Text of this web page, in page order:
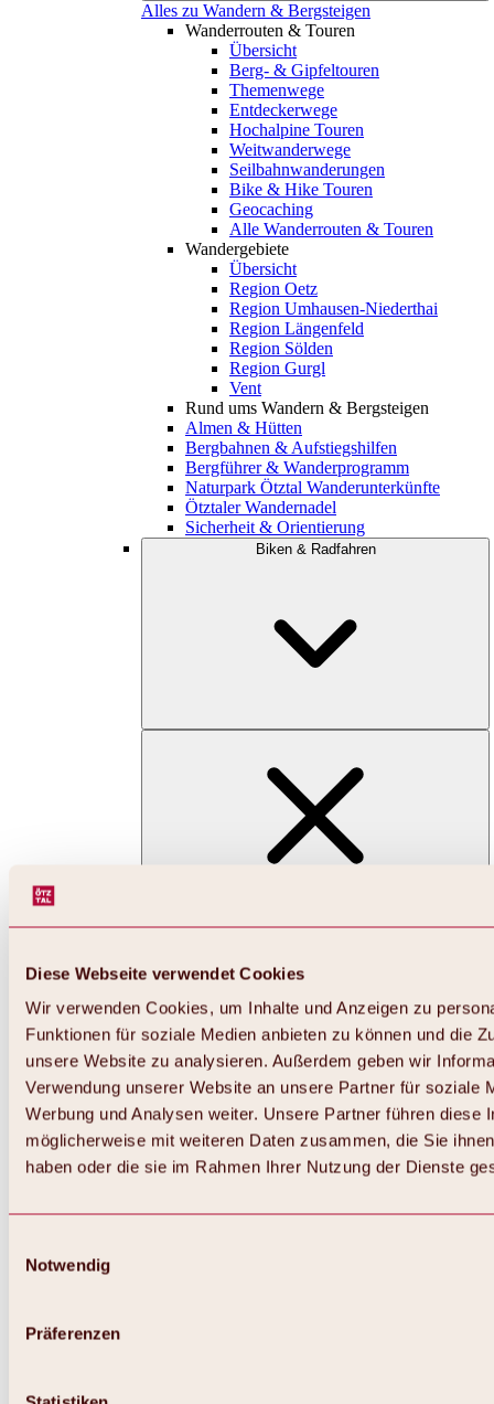
Diese Webseite verwendet Cookies
Wir verwenden Cookies, um Inhalte und Anzeigen zu
Funktionen für soziale Medien anbieten zu können und die
unsere Website zu analysieren. Außerdem geben wir
Verwendung unserer Website an unsere Partner für soziale
Werbung und Analysen weiter. Unsere Partner führen diese
möglicherweise mit weiteren Daten zusammen, die Sie
haben oder die sie im Rahmen Ihrer Nutzung der Dienste
Notwendig
Präferenzen
Alles zu Wandern & Bergsteigen
Wanderrouten & Touren
Übersicht
Berg- & Gipfeltouren
Themenwege
Entdeckerwege
Hochalpine Touren
Weitwanderwege
Seilbahnwanderungen
Bike & Hike Touren
Geocaching
Alle Wanderrouten & Touren
Wandergebiete
Übersicht
Region Oetz
Region Umhausen-Niederthai
Region Längenfeld
Region Sölden
Region Gurgl
Vent
Rund ums Wandern & Bergsteigen
Almen & Hütten
Bergbahnen & Aufstiegshilfen
Bergführer & Wanderprogramm
Naturpark Ötztal Wanderunterkünfte
Ötztaler Wandernadel
Sicherheit & Orientierung
Biken & Radfahren